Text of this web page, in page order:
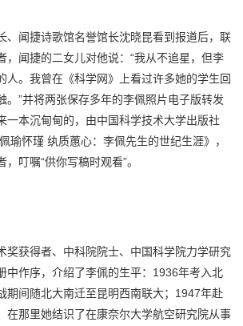
、闻捷诗歌馆名誉馆长沈晓昆看到报道后，联
，闻捷的二女儿对他说：“我从不追星，但李
人。我曾在《科学网》上看过许多她的学生回
。”并将两张保存多年的李佩照片电子版转发
一本沉甸甸的，由中国科学技术大学出版社
瑜怀瑾 纨质蕙心：李佩先生的世纪生涯》，
叮嘱“供你写稿时观看”。
奖获得者、中科院院士、中国科学院力学研究
中作序，介绍了李佩的生平：1936年考入北
期间随北大南迁至昆明西南联大；1947年赴
在那里她结识了在康奈尔大学航空研究院从事